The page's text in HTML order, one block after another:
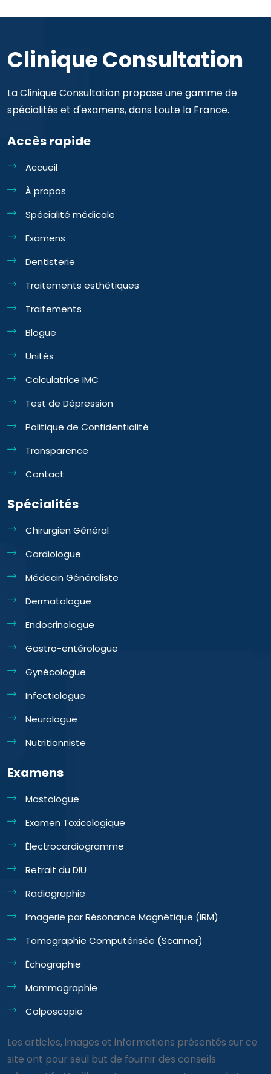
Clinique Consultation
La Clinique Consultation propose une gamme de
spécialités et d'examens, dans toute la France.
Accès rapide
Accueil
À propos
Spécialité médicale
Examens
Dentisterie
Traitements esthétiques
Traitements
Blogue
Unités
Calculatrice IMC
Test de Dépression
Politique de Confidentialité
Transparence
Contact
Spécialités
Chirurgien Général
Cardiologue
Médecin Généraliste
Dermatologue
Endocrinologue
Gastro-entérologue
Gynécologue
Infectiologue
Neurologue
Nutritionniste
Examens
Mastologue
Examen Toxicologique
Électrocardiogramme
Retrait du DIU
Radiographie
Imagerie par Résonance Magnétique (IRM)
Tomographie Computérisée (Scanner)
Échographie
Mammographie
Colposcopie
Les articles, images et informations présentés sur ce
site ont pour seul but de fournir des conseils